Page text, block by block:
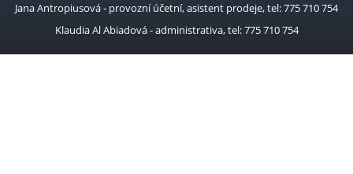
Jana Antropiusová - provozní účetní, asistent prodeje, tel: 775 710 754
Klaudia Al Abiadová - administrativa, tel: 775 710 754